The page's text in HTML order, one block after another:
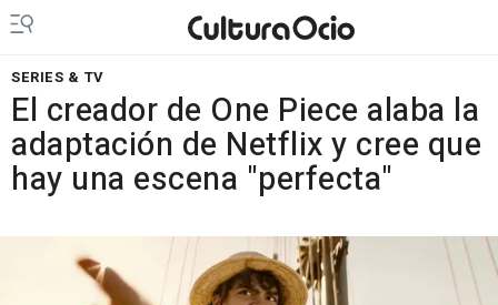
SERIES & TV
El creador de One Piece alaba la
adaptación de Netflix y cree que
hay una escena "perfecta"